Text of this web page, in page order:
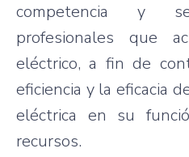
competencia y
profesionales que
eléctrico, a fin de
eficiencia y la eficacia
eléctrica en su
recursos.